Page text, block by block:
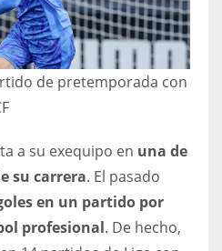
de pretemporada con
a su exequipo en una de
su carrera. El pasado
en un partido por
profesional. De hecho,